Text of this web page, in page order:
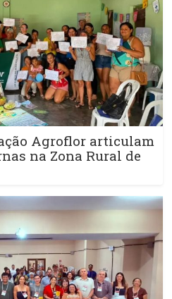
Agroflor articulam
na Zona Rural de